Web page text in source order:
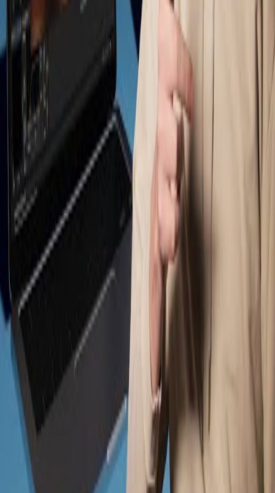
HumBox expliqué
Découvrez HumBox
Démos
100% HumBox
Lovers jam Wait for it